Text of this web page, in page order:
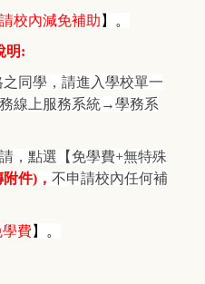
校內減免補助 】。
明:
同學，請進入學校單一
線上服務系統→學務系
，點選【免學費+無特殊
件)， 不申請校內任何補
費】。